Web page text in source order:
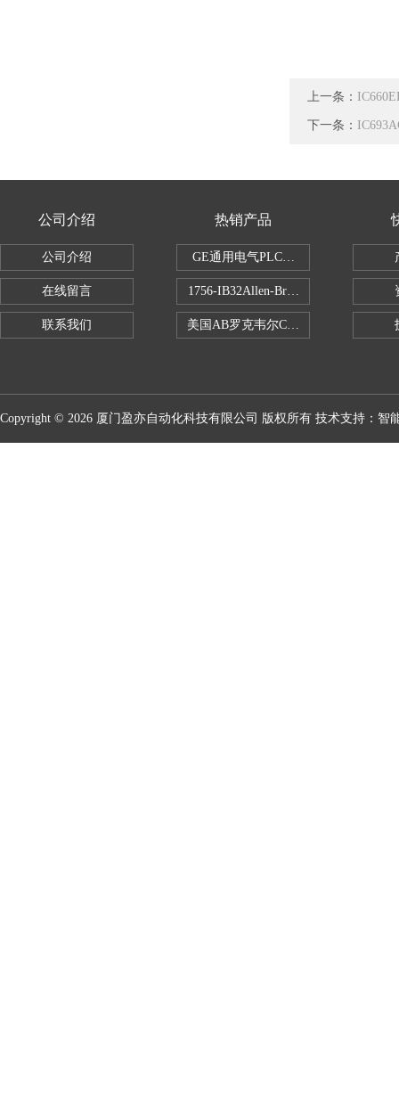
上一条：
下一条：
公司介绍
公司介绍
在线留言
联系我们
热销产品
GE通用电气PLC控制器
1756-IB32Allen-Bradley1756IB32数字
美国AB罗克韦尔CPU处理器
Copyright © 2026 厦门盈亦自动化科技有限公司 版权所有 技术支持： 智